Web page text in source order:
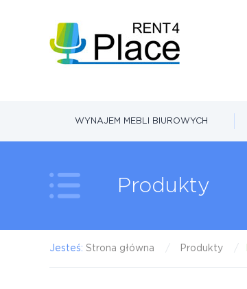
WYNAJEM MEBLI BIUROWYCH
Produkty
Jesteś: Strona główna Produkty